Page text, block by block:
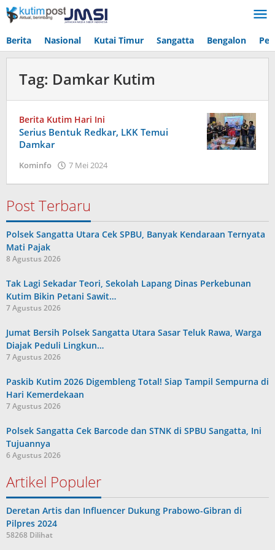
Lewati
ke
Berita Nasional Kutai Timur Sangatta Bengalon
Tag: Damkar Kutim
Berita Kutim Hari Ini
Serius Bentuk Redkar, LKK Temui
Damkar
Kominfo 7 Mei 2024
Post Terbaru
Polsek Sangatta Utara Cek SPBU, Banyak Kendaraan Ternyata
Mati Pajak
8 Agustus 2026
Tak Lagi Sekadar Teori, Sekolah Lapang Dinas Perkebunan
Kutim Bikin Petani Sawit…
7 Agustus 2026
Jumat Bersih Polsek Sangatta Utara Sasar Teluk Rawa, Warga
Diajak Peduli Lingkun…
7 Agustus 2026
Paskib Kutim 2026 Digembleng Total! Siap Tampil Sempurna di
Hari Kemerdekaan
7 Agustus 2026
Polsek Sangatta Cek Barcode dan STNK di SPBU Sangatta, Ini
Tujuannya
6 Agustus 2026
Artikel Populer
Deretan Artis dan Influencer Dukung Prabowo-Gibran di
Pilpres 2024
58268 Dilihat